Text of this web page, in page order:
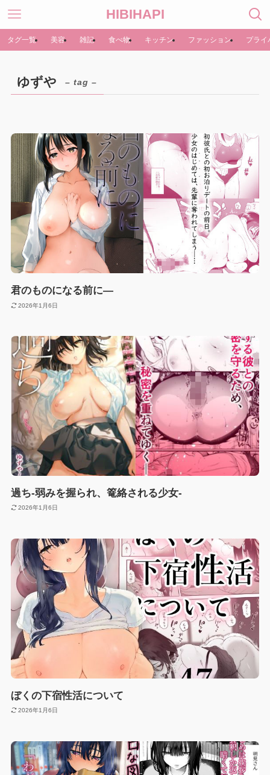
HIBIHAPI
タグ一覧 美容 雑記 食べ物 キッチン ファッション プライ
ゆずや – tag –
君のものになる前に―
2026年1月6日
過ち-弱みを握られ、篭絡される少女-
2026年1月6日
ぼくの下宿性活について
2026年1月6日